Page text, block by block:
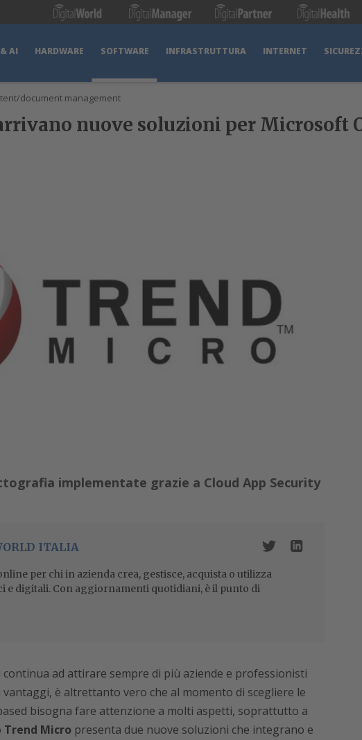
AI HARDWARE SOFTWARE INFRASTRUTTURA INTERNET
document management
nuove soluzioni per Microsoft
implementate grazie a Cloud App Security
ITALIA
per chi in azienda crea, gestisce, acquista o utilizza
e digitali. Con aggiornamenti quotidiani, è il punto di
continua ad attirare sempre di più aziende e professionisti
è altrettanto vero che al momento di scegliere le
bisogna fare attenzione a molti aspetti, soprattutto a
Trend Micropresenta due nuove soluzioni che integrano e